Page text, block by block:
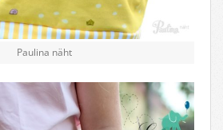
Paulina näht